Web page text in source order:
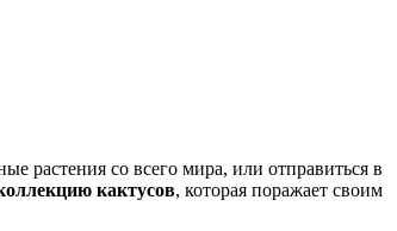
растения со всего мира, или отправиться в
кактусов, которая поражает своим